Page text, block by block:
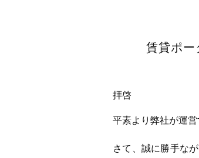
賃貸ポー
拝啓
平素より弊社が運
さて、誠に勝手な